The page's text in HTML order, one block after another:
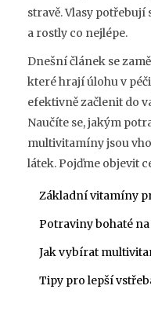
stravě. Vlasy
a rostly co nejlépe.
Dnešní článek se
které hrají úlohu v
efektivně začlenit do
Naučíte se, jakým
multivitamíny jsou
látek. Pojďme objevit
Základní vitamíny
Potraviny bohaté
Jak vybírat
Tipy pro lepší